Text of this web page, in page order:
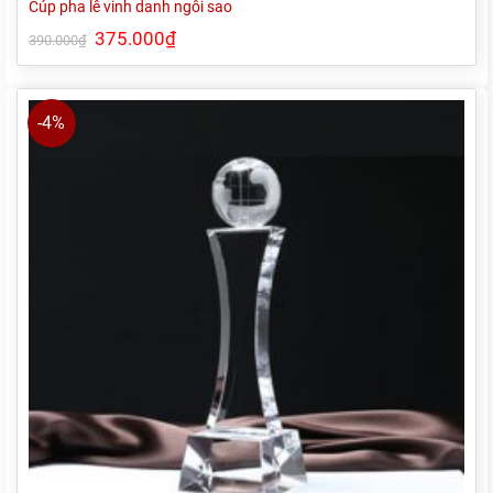
Cúp pha lê vinh danh ngôi sao
390.000₫ Giá
gốc
là:
375.000₫Giá
hiện
tại
375.000₫.
-4%